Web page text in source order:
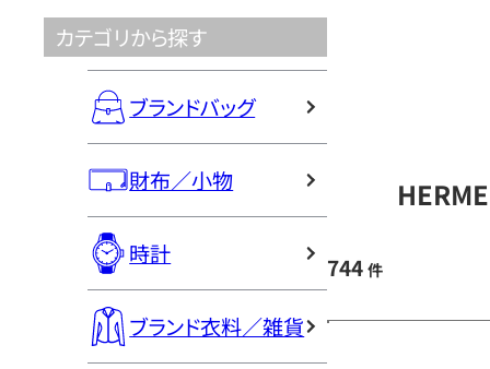
カテゴリから探す
ブランドバッグ
財布／小物
時計
ブランド衣料／雑貨
744 件